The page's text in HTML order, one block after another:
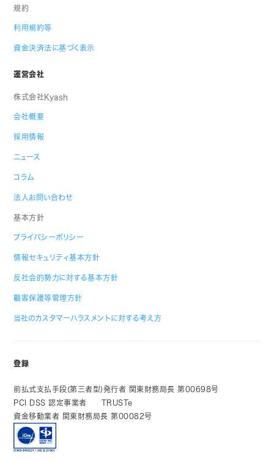
規約
利用規約等
資金決済法に基づく表示
運営会社
株式会社Kyash
会社概要
採用情報
ニュース
コラム
法人お問い合わせ
基本方針
プライバシーポリシー
情報セキュリティ基本方針
反社会的勢力に対する基本方針
顧客保護等管理方針
当社のカスタマーハラスメントに対する考え方
登録
前払式支払手段(第三者型)発行者 関東財務局長 第00698号
PCI DSS 認定事業者
TRUSTe
資金移動業者 関東財務局長 第00082号